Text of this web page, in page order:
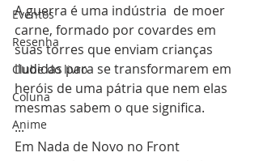
Eventos
Resenha
Clube do livro
Coluna
Anime
A guerra é uma indústria  de moer
carne, formado por covardes em
suas torres que enviam crianças
iludidas para se transformarem em
heróis de uma pátria que nem elas
mesmas sabem o que significa.
...
Em Nada de Novo no Front